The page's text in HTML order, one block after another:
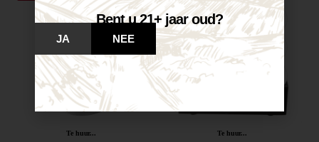
Te huur... Te huur...
Bent u 21+ jaar oud?
JA NEE